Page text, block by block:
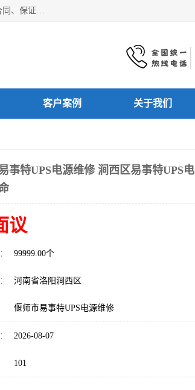
洛阳迎疆电子技术有限公司从事：洛阳山特UPS电源维修等服务。洛阳迎疆电子技术有限公司实力雄厚，重信用、守合同、保证产品质量，以多品种经营特色和薄利多销的原则，赢得了广大客户的信任。公司的宗旨——用服务求发展，用质量求生存！
客户案例 关于我们
事特UPS电源维修 涧西区易事特UPS
议
99999.00个
河南省洛阳涧西区
偃师市易事特UPS电源维修
2026-08-07
101